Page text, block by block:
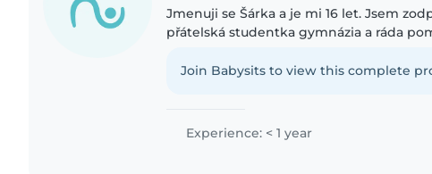
Jmenuji se Šárka a je mi 16 let. Jsem
přátelská studentka gymnázia a ráda
Často jsem hlídala..
Join Babysits to view this complete
Experience: < 1 year